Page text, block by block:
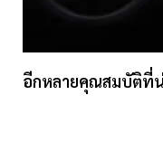
อีกหลายคุณสมบัติที่